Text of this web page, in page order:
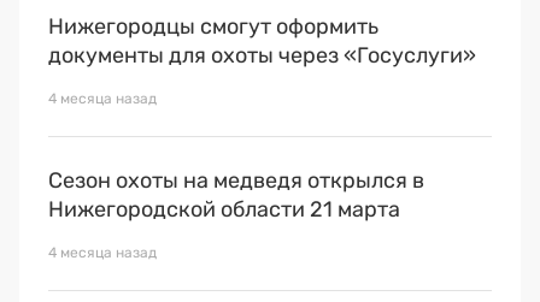
Нижегородцы смогут оформить
документы для охоты через «Госуслуги»
4 месяца назад
Сезон охоты на медведя открылся в
Нижегородской области 21 марта
4 месяца назад